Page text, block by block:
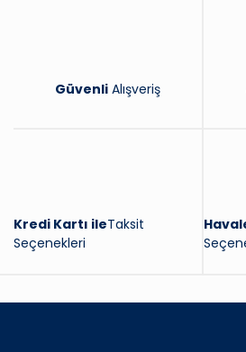
Güvenli Alışveriş
Kredi Kartı ileTaksit
Seçenekleri